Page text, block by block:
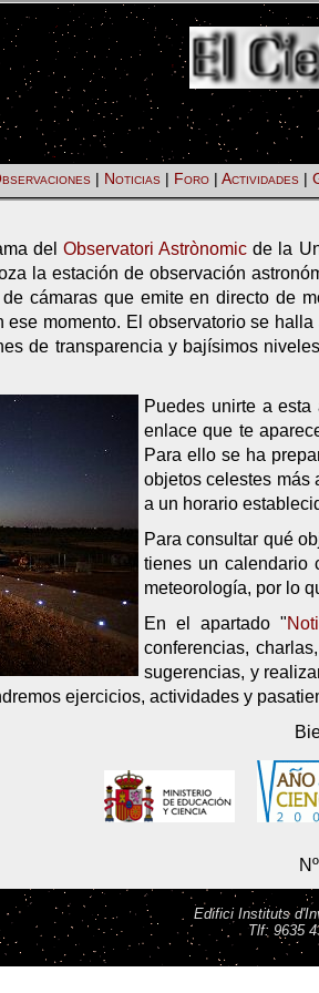
| Noticias | Foro | Actividades |
delObservatori Astrònomic de la
la estación de observación
cámaras que emite en directo de
momento. El observatorio se
de transparencia y bajísimos
Puedes unirte a esta
enlace que te
Para ello se ha
objetos celestes más
a un horario
Para consultar qué
tienes un calendario
meteorología, por lo
En el apartado "
conferencias,
sugerencias, y
ejercicios, actividades y
Edifici Instituts
Tlf: 9635